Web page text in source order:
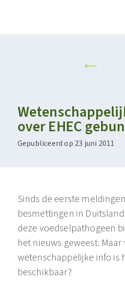
over EHEC
Gepubliceerd op 23 juni 2011
Sinds de eerste
besmettingen in
deze voedselpathogeen
het nieuws geweest.
wetenschappelijke info is
beschikbaar?